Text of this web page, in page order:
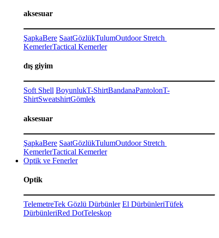
aksesuar
ŞapkaBere SaatGözlükTulumOutdoor Stretch
KemerlerTactical Kemerler
dış giyim
Soft Shell BoyunlukT-ShirtBandanaPantolonT-
ShirtSweatshirtGömlek
aksesuar
ŞapkaBere SaatGözlükTulumOutdoor Stretch
KemerlerTactical Kemerler
Optik ve Fenerler
Optik
TelemetreTek Gözlü Dürbünler El DürbünleriTüfek
DürbünleriRed DotTeleskop